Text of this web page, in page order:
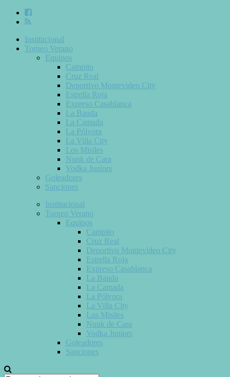
Institucional
Torneo Verano
Equipos
Campito
Cruz Real
Deportivo Montevideo City
Estrella Roja
Expreso Casablanca
La Banda
La Camada
La Pólvora
La Villa City
Los Misiles
Nunk de Cara
Vodka Juniors
Goleadores
Sanciones
Institucional
Torneo Verano
Equipos
Campito
Cruz Real
Deportivo Montevideo City
Estrella Roja
Expreso Casablanca
La Banda
La Camada
La Pólvora
La Villa City
Los Misiles
Nunk de Cara
Vodka Juniors
Goleadores
Sanciones